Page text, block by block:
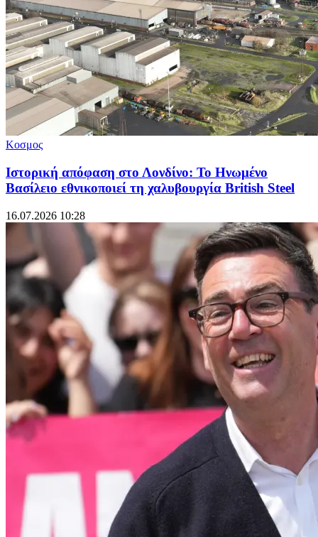
Κοσμος
Ιστορική απόφαση στο Λονδίνο: Το Ηνωμένο
Βασίλειο εθνικοποιεί τη χαλυβουργία British Steel
16.07.2026 10:28